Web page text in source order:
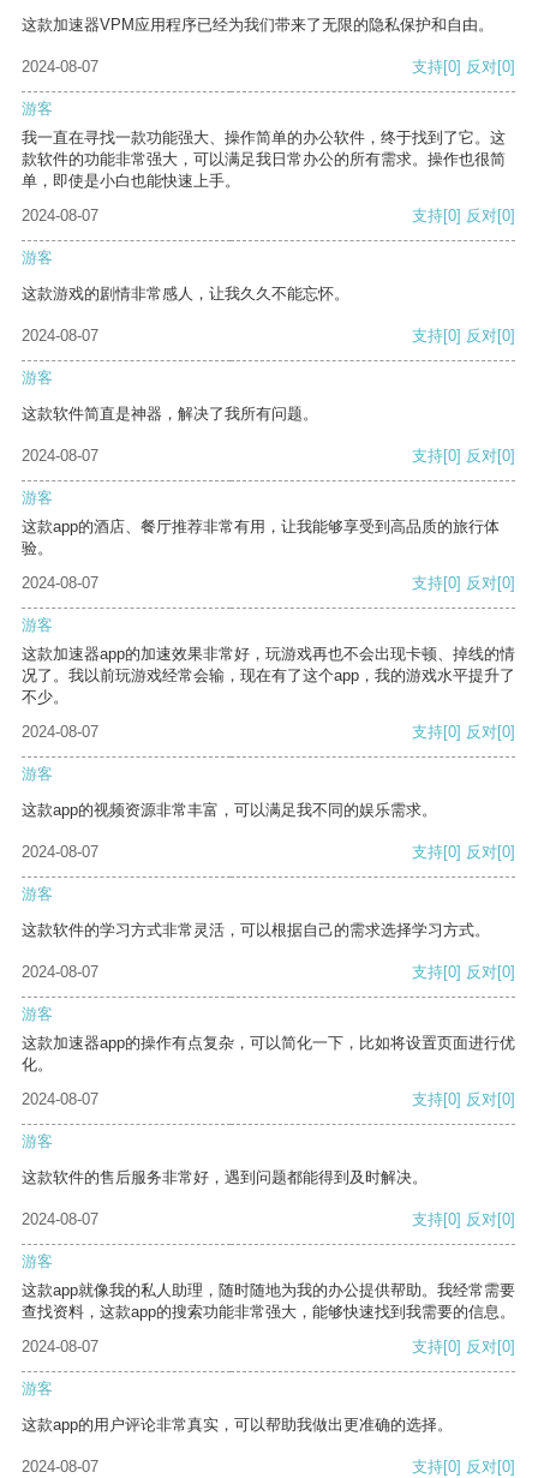
这款加速器VPM应用程序已经为我们带来了无限的隐私保护和自由。
2024-08-07 支持[0] 反对[0]
游客
我一直在寻找一款功能强大、操作简单的办公软件，终于找到了它。这
款软件的功能非常强大，可以满足我日常办公的所有需求。操作也很简
单，即使是小白也能快速上手。
2024-08-07
支持[0] 反对[0]
游客
这款游戏的剧情非常感人，让我久久不能忘怀。
2024-08-07 支持[0] 反对[0]
游客
这款软件简直是神器，解决了我所有问题。
2024-08-07 支持[0] 反对[0]
游客
这款app的酒店、餐厅推荐非常有用，让我能够享受到高品质的旅行体
验。
2024-08-07
支持[0] 反对[0]
游客
这款加速器app的加速效果非常好，玩游戏再也不会出现卡顿、掉线的情
况了。我以前玩游戏经常会输，现在有了这个app，我的游戏水平提升了
不少。
2024-08-07
支持[0] 反对[0]
游客
这款app的视频资源非常丰富，可以满足我不同的娱乐需求。
2024-08-07 支持[0] 反对[0]
游客
这款软件的学习方式非常灵活，可以根据自己的需求选择学习方式。
2024-08-07 支持[0] 反对[0]
游客
这款加速器app的操作有点复杂，可以简化一下，比如将设置页面进行优
化。
2024-08-07
支持[0] 反对[0]
游客
这款软件的售后服务非常好，遇到问题都能得到及时解决。
2024-08-07 支持[0] 反对[0]
游客
这款app就像我的私人助理，随时随地为我的办公提供帮助。我经常需要
查找资料，这款app的搜索功能非常强大，能够快速找到我需要的信息。
2024-08-07
支持[0] 反对[0]
游客
这款app的用户评论非常真实，可以帮助我做出更准确的选择。
2024-08-07 支持[0] 反对[0]